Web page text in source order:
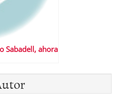
Sabadell, ahora